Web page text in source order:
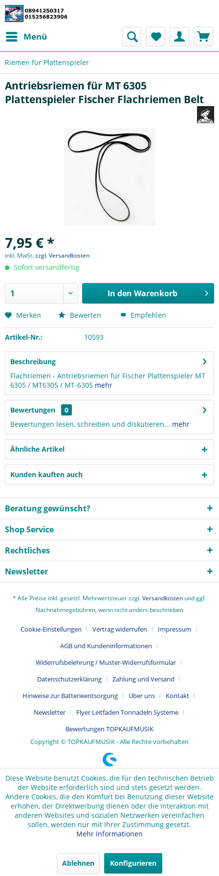
Menü
Riemen für Plattenspieler
Antriebsriemen für MT 6305
Plattenspieler Fischer Flachriemen Belt
7,95 € *
inkl. MwSt.zzgl. Versandkosten
Sofort versandfertig
In den Warenkorb
Merken Bewerten Empfehlen
Artikel-Nr.: 10593
Beschreibung
Flachriemen - Antriebsriemen für Fischer Plattenspieler MT
6305 / MT6305 / MT-6305 mehr
Bewertungen
0
Bewertungen lesen, schreiben und diskutieren... mehr
Ähnliche Artikel
Kunden kauften auch
Beratung gewünscht?
Shop Service
Rechtliches
Newsletter
* Alle Preise inkl. gesetzl. Mehrwertsteuer zzgl.Versandkosten und ggf.
Nachnahmegebühren, wenn nicht anders beschrieben
Cookie-Einstellungen Vertrag widerrufen
Impressum
AGB und Kundeninformationen
Widerrufsbelehrung / Muster-Widerrufsformular
Datenschutzerklärung
Zahlung und Versand
Hinweise zur Batterieentsorgung
Über uns
Kontakt
Newsletter
Flyer Leitfaden Tonnadeln Systeme
Bewertungen TOPKAUFMUSIK
Copyright © TOPKAUFMUSIK - Alle Rechte vorbehalten
Diese Website benutzt Cookies, die für den technischen Betrieb
der Website erforderlich sind und stets gesetzt werden.
Andere Cookies, die den Komfort bei Benutzung dieser Website
erhöhen, der Direktwerbung dienen oder die Interaktion mit
anderen Websites und sozialen Netzwerken vereinfachen
sollen, werden nur mit Ihrer Zustimmung gesetzt.
Mehr Informationen
Ablehnen Konfigurieren